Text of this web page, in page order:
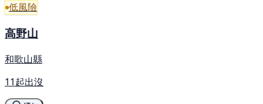
低風險
高野山
和歌山縣
11起出沒